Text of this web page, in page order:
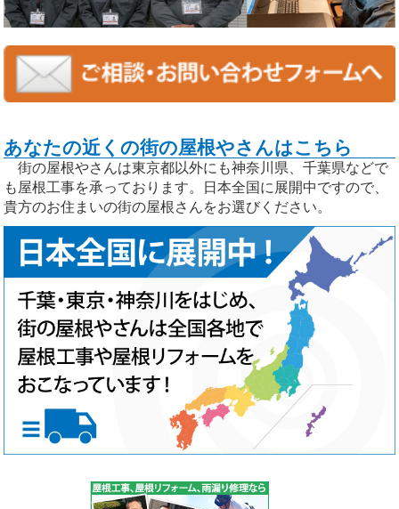
あなたの近くの街の屋根やさんはこちら
街の屋根やさんは東京都以外にも神奈川県、千葉県などで
も屋根工事を承っております。日本全国に展開中ですので、
貴方のお住まいの街の屋根さんをお選びください。